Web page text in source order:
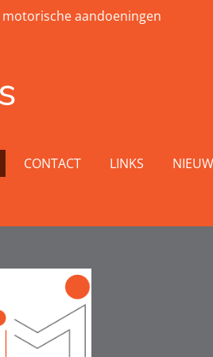
aandoeningen
CONTACT LINKS